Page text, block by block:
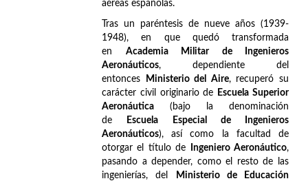
aéreas españolas.
Tras un paréntesis de nueve años (1939-
1948), en que quedó transformada
en Academia Militar de Ingenieros
Aeronáuticos, dependiente del
entonces
Ministerio del Aire, recuperó su
carácter civil originario de
Escuela Superior
Aeronáutica (bajo la denominación
de
Escuela Especial de Ingenieros
Aeronáuticos), así como la facultad de
otorgar el título de
Ingeniero Aeronáutico,
pasando a depender, como el resto de las
ingenierías, del
Ministerio de Educación